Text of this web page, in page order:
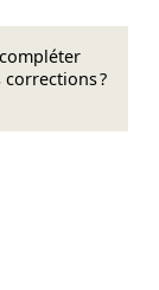
?
BlueskyFacebook